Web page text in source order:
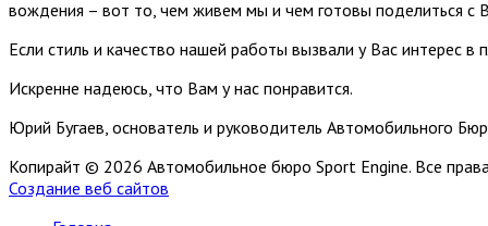
вождения – вот то, чем живем мы и чем готовы поделиться с
Если стиль и качество нашей работы вызвали у Вас интерес в
Искренне надеюсь, что Вам у нас понравится.
Юрий Бугаев, основатель и руководитель Автомобильного
Копирайт © 2026 Автомобильное бюро Sport Engine. Все
Создание веб сайтов